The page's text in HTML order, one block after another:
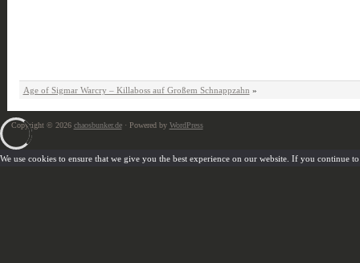
Age of Sigmar Warcry – Killaboss auf Großem Schnappzahn »
Copyright © 2026 chaosbunker.de· Powered by WordPress
We use cookies to ensure that we give you the best experience on our website. If you continue